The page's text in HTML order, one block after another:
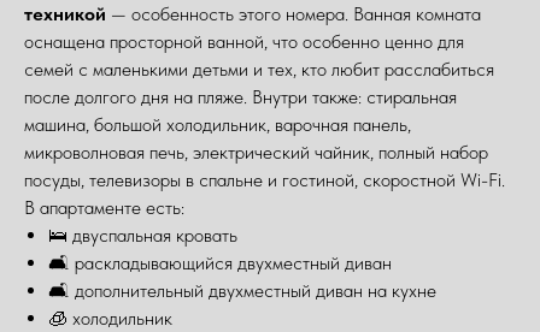
техникой — особенность этого номера. Ванная комната
оснащена просторной ванной, что особенно ценно для
семей с маленькими детьми и тех, кто любит расслабиться
после долгого дня на пляже. Внутри также: стиральная
машина, большой холодильник, варочная панель,
микроволновая печь, электрический чайник, полный набор
посуды, телевизоры в спальне и гостиной, скоростной Wi-Fi.
В апартаменте есть:
🛌 двуспальная кровать
🛋️ раскладывающийся двухместный диван
🛋️ дополнительный двухместный диван на кухне
🧊 холодильник